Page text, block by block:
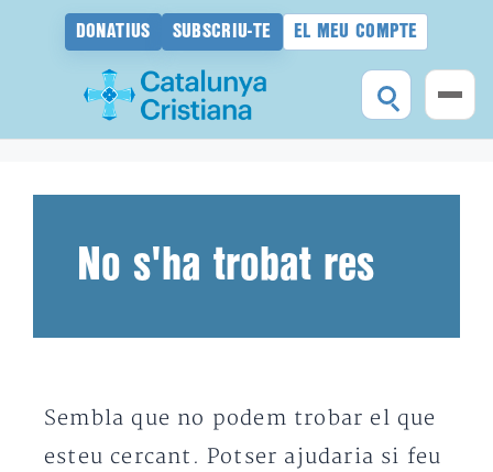
DONATIUS SUBSCRIU-TE EL MEU COMPTE
No s'ha trobat res
Sembla que no podem trobar el que
esteu cercant. Potser ajudaria si feu